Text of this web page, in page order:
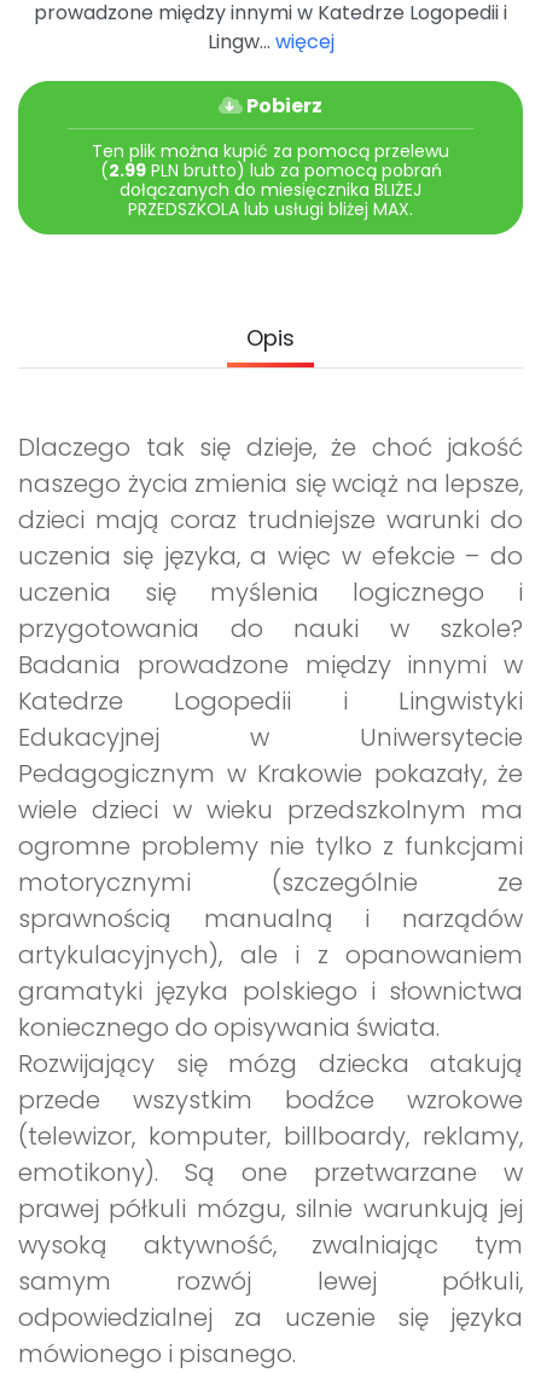
Promocje
prowadzone między innymi w Katedrze Logopedii i
Lingw... więcej
Pobierz
Ten plik można kupić za pomocą przelewu
(2.99PLN brutto) lub za pomocą pobrań
dołączanych do miesięcznika BLIŻEJ
PRZEDSZKOLA lub usługi bliżej MAX.
Opis
Dlaczego tak się dzieje, że choć jakość
naszego życia zmienia się wciąż na lepsze,
dzieci mają coraz trudniejsze warunki do
uczenia się języka, a więc w efekcie – do
uczenia się myślenia logicznego i
przygotowania do nauki w szkole?
Badania prowadzone między innymi w
Katedrze Logopedii i Lingwistyki
Edukacyjnej w Uniwersytecie
Pedagogicznym w Krakowie pokazały, że
wiele dzieci w wieku przedszkolnym ma
ogromne problemy nie tylko z funkcjami
motorycznymi (szczególnie ze
sprawnością manualną i narządów
artykulacyjnych), ale i z opanowaniem
gramatyki języka polskiego i słownictwa
koniecznego do opisywania świata.
Rozwijający się mózg dziecka atakują
przede wszystkim bodźce wzrokowe
(telewizor, komputer, billboardy, reklamy,
emotikony). Są one przetwarzane w
prawej półkuli mózgu, silnie warunkują jej
wysoką aktywność, zwalniając tym
samym rozwój lewej półkuli,
odpowiedzialnej za uczenie się języka
mówionego i pisanego.